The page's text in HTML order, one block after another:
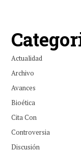
Actualidad
Archivo
Avances
Bioética
Cita Con
Controversia
Discusión